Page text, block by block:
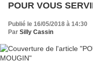
POUR VOUS
Publié le 16/05/2018 à 14:30
Par Silly Cassin